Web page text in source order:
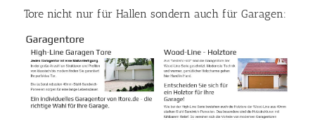
Tore nicht nur für Hallen sondern auch für Garagen: